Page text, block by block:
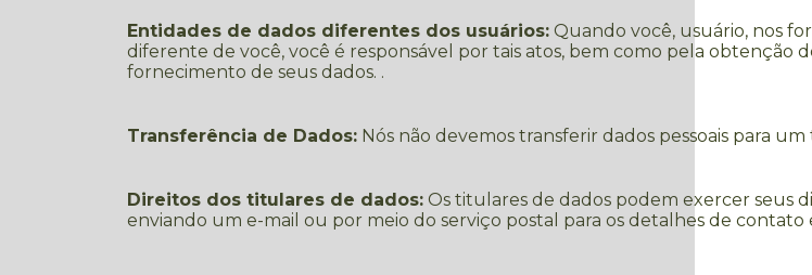
Entidades de dados diferentes dos usuários: Quando você, usuário, nos
diferente de você, você é responsável por tais atos, bem como pela obtenção
fornecimento de seus dados. .
Transferência de Dados: Nós não devemos transferir dados pessoais para
Direitos dos titulares de dados: Os titulares de dados podem exercer seus
enviando um e-mail ou por meio do serviço postal para os detalhes de contato